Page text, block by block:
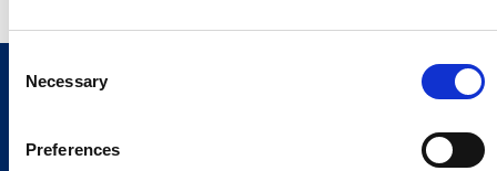
Selection
Necessary
Preferences